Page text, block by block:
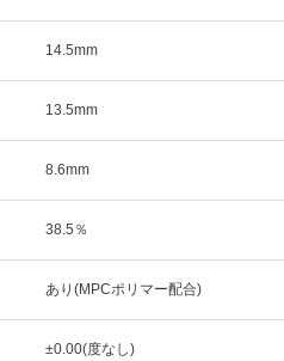
14.5mm
13.5mm
8.6mm
38.5％
あり(MPCポリマー配合)
±0.00(度なし)